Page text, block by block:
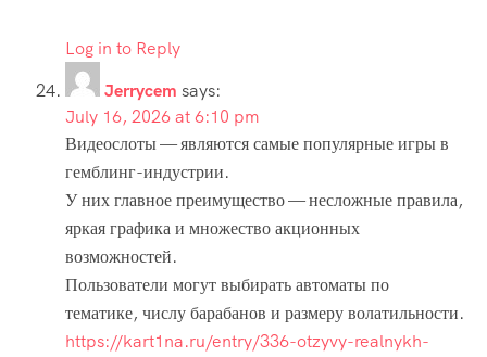
Log in to Reply
Jerrycem says:
July 16, 2026 at 6:10 pm
Видеослоты — являются самые популярные игры в
гемблинг-индустрии.
У них главное преимущество — несложные правила,
яркая графика и множество акционных
возможностей.
Пользователи могут выбирать автоматы по
тематике, числу барабанов и размеру волатильности.
https://kart1na.ru/entry/336-otzyvy-realnykh-